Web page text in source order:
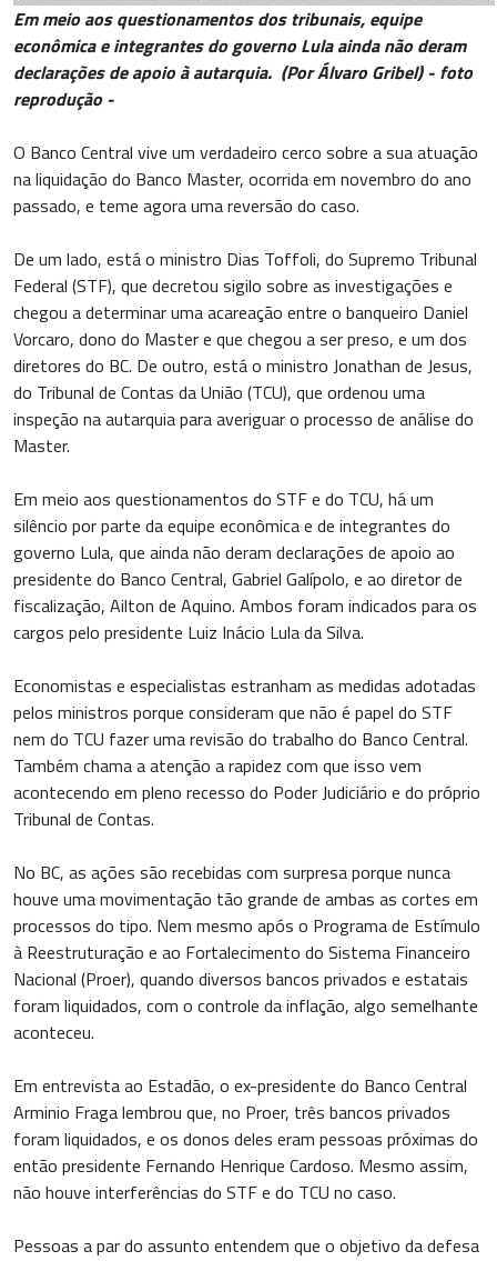
Em meio aos questionamentos dos tribunais, equipe
econômica e integrantes do governo Lula ainda não deram
declarações de apoio à autarquia. (Por Álvaro Gribel) - foto
reprodução -
O Banco Central vive um verdadeiro cerco sobre a sua atuação
na liquidação do Banco Master, ocorrida em novembro do ano
passado, e teme agora uma reversão do caso.
De um lado, está o ministro Dias Toffoli, do Supremo Tribunal
Federal (STF), que decretou sigilo sobre as investigações e
chegou a determinar uma acareação entre o banqueiro Daniel
Vorcaro, dono do Master e que chegou a ser preso, e um dos
diretores do BC. De outro, está o ministro Jonathan de Jesus,
do Tribunal de Contas da União (TCU), que ordenou uma
inspeção na autarquia para averiguar o processo de análise do
Master.
Em meio aos questionamentos do STF e do TCU, há um
silêncio por parte da equipe econômica e de integrantes do
governo Lula, que ainda não deram declarações de apoio ao
presidente do Banco Central, Gabriel Galípolo, e ao diretor de
fiscalização, Ailton de Aquino. Ambos foram indicados para os
cargos pelo presidente Luiz Inácio Lula da Silva.
Economistas e especialistas estranham as medidas adotadas
pelos ministros porque consideram que não é papel do STF
nem do TCU fazer uma revisão do trabalho do Banco Central.
Também chama a atenção a rapidez com que isso vem
acontecendo em pleno recesso do Poder Judiciário e do próprio
Tribunal de Contas.
No BC, as ações são recebidas com surpresa porque nunca
houve uma movimentação tão grande de ambas as cortes em
processos do tipo. Nem mesmo após o Programa de Estímulo
à Reestruturação e ao Fortalecimento do Sistema Financeiro
Nacional (Proer), quando diversos bancos privados e estatais
foram liquidados, com o controle da inflação, algo semelhante
aconteceu.
Em entrevista ao Estadão, o ex-presidente do Banco Central
Arminio Fraga lembrou que, no Proer, três bancos privados
foram liquidados, e os donos deles eram pessoas próximas do
então presidente Fernando Henrique Cardoso. Mesmo assim,
não houve interferências do STF e do TCU no caso.
Pessoas a par do assunto entendem que o objetivo da defesa